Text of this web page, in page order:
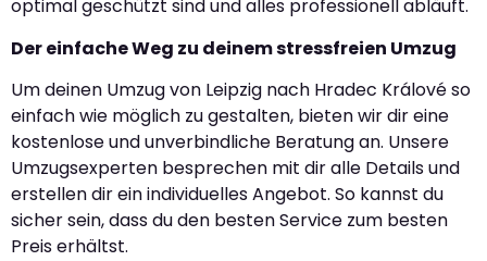
optimal geschützt sind und alles professionell abläuft.
Der einfache Weg zu deinem stressfreien Umzug
Um deinen Umzug von Leipzig nach Hradec Králové so
einfach wie möglich zu gestalten, bieten wir dir eine
kostenlose und unverbindliche Beratung an. Unsere
Umzugsexperten besprechen mit dir alle Details und
erstellen dir ein individuelles Angebot. So kannst du
sicher sein, dass du den besten Service zum besten
Preis erhältst.